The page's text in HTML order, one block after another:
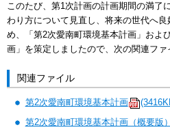
このたび、第1次計画の計画期間の満了
わり方について見直し、将来の世代へ
め、「第2次愛南町環境基本計画」およ
画」を策定しましたので、次の関連ファ
関連ファイル
第2次愛南町環境基本計画
第2次愛南町環境基本計画（概要版）